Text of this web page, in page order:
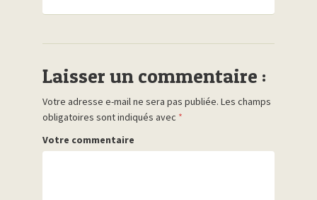
Laisser un commentaire :
Votre adresse e-mail ne sera pas publiée. Les champs
obligatoires sont indiqués avec *
Votre commentaire